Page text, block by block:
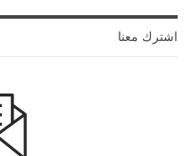
اشترك معنا